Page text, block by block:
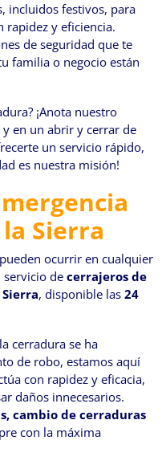
incluidos festivos, para
rapidez y eficiencia.
de seguridad que te
familia o negocio están
¡Anota nuestro
en un abrir y cerrar de
un servicio rápido,
es nuestra misión!
Sierra
ocurrir en cualquier
de cerrajeros de
, disponible las 24
cerradura se ha
de robo, estamos aquí
con rapidez y eficacia,
daños innecesarios.
cambio de cerraduras
con la máxima